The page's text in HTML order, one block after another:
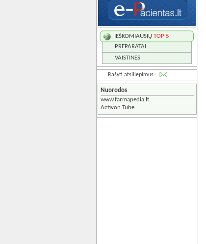
IEŠKOMIAUSIŲ TOP 5
PREPARATAI
VAISTINĖS
Rašyti atsiliepimus...
Nuorodos
www.farmapedia.lt
Activon Tube